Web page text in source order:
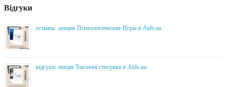
Відгуки
отзывы: лекция Психологические Игры в Aids.ua
відгуки: лекція Токсичні стосунки в Aids.ua